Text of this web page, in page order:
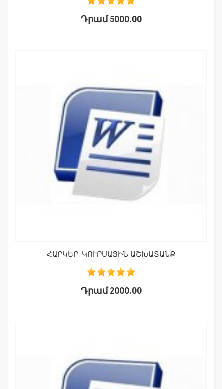
Դրամ 5000.00
ՀԱՐԿԵՐ: ԿՈՒՐՍԱՅԻՆ ԱՇԽԱՏԱՆՔ
Դրամ 2000.00